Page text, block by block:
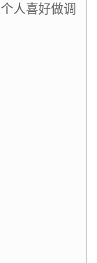
人喜好做调